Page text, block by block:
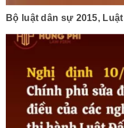
Bộ luật dân sự 2015,